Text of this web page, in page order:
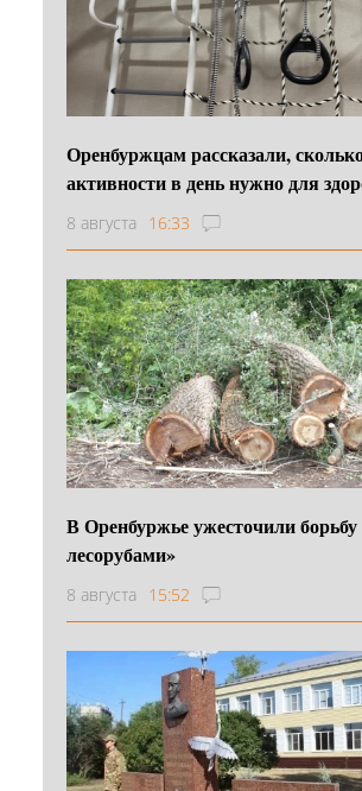
Оренбуржцам рассказали,
активности в день нужно для
8 августа 16:33
В Оренбуржье ужесточили
лесорубами»
8 августа 15:52